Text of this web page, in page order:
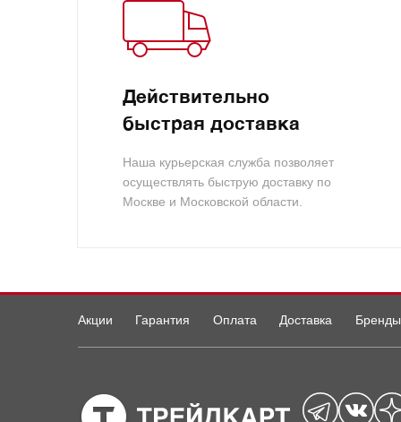
Действительно
быстрая доставка
Наша курьерская служба позволяет
осуществлять быструю доставку по
Москве и Московской области.
Акции Гарантия Оплата Доставка Бренды